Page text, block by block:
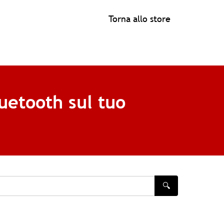
Torna allo store
sul tuo
🔍